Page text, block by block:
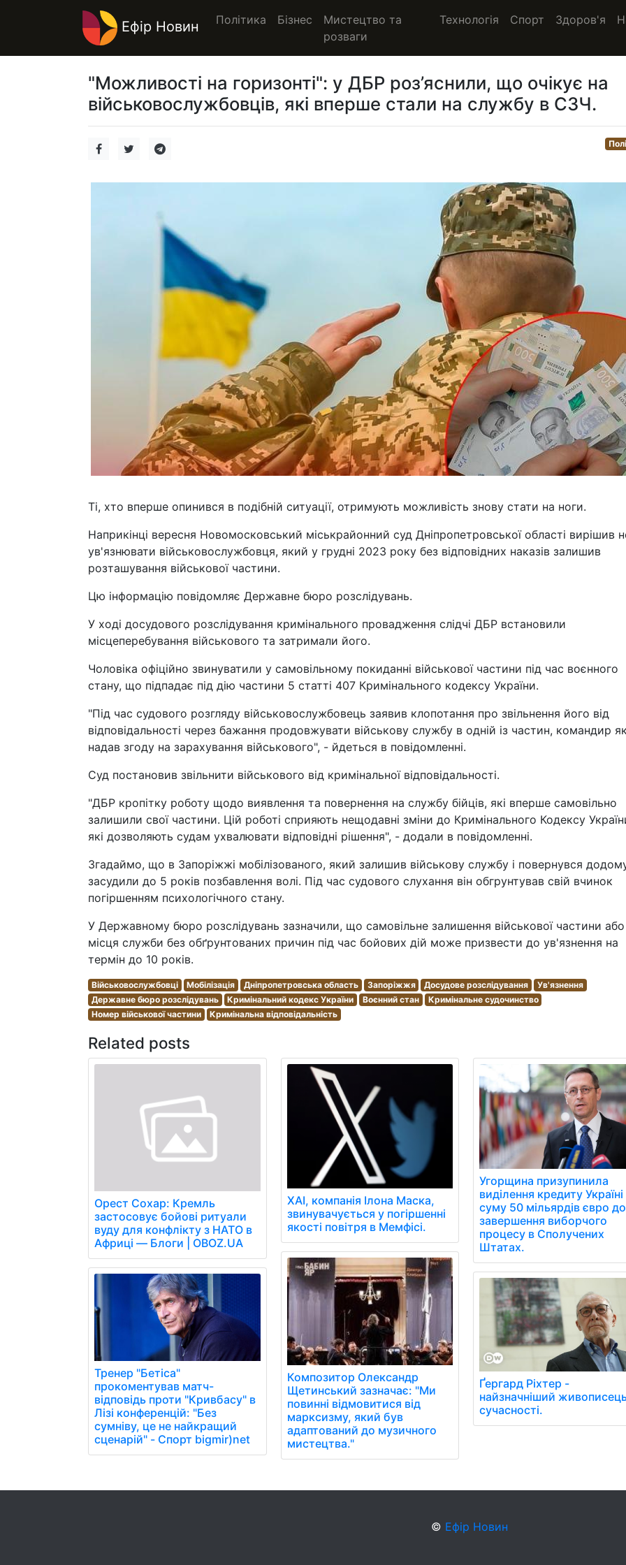
Ефір Новин Політика Бізнес
Мистецтво та
розваги
Технологія Спорт Здоров'я
"Можливості на горизонті": у ДБР роз’яснили, що очікує на
військовослужбовців, які вперше стали на службу в СЗЧ.
Ті, хто вперше опинився в подібній ситуації, отримують можливість знову стати на ноги.
Наприкінці вересня Новомосковський міськрайонний суд Дніпропетровської області вирішив
ув'язнювати військовослужбовця, який у грудні 2023 року без відповідних наказів залишив
розташування військової частини.
Цю інформацію повідомляє Державне бюро розслідувань.
У ході досудового розслідування кримінального провадження слідчі ДБР встановили
місцеперебування військового та затримали його.
Чоловіка офіційно звинуватили у самовільному покиданні військової частини під час воєнного
стану, що підпадає під дію частини 5 статті 407 Кримінального кодексу України.
"Під час судового розгляду військовослужбовець заявив клопотання про звільнення його від
відповідальності через бажання продовжувати військову службу в одній із частин, командир
надав згоду на зарахування військового", - йдеться в повідомленні.
Суд постановив звільнити військового від кримінальної відповідальності.
"ДБР кропітку роботу щодо виявлення та повернення на службу бійців, які вперше самовільно
залишили свої частини. Цій роботі сприяють нещодавні зміни до Кримінального Кодексу
які дозволяють судам ухвалювати відповідні рішення", - додали в повідомленні.
Згадаймо, що в Запоріжжі мобілізованого, який залишив військову службу і повернувся
засудили до 5 років позбавлення волі. Під час судового слухання він обгрунтував свій вчинок
погіршенням психологічного стану.
У Державному бюро розслідувань зазначили, що самовільне залишення військової частини або
місця служби без обґрунтованих причин під час бойових дій може призвести до ув'язнення на
термін до 10 років.
Військовослужбовці Мобілізація Дніпропетровська область Запоріжжя Досудове розслідування
Ув'язнення
Державне бюро розслідувань
Кримінальний кодекс України Воєнний стан
Кримінальне судочинство
Номер військової частини
Кримінальна відповідальність
Related posts
Орест Сохар: Кремль
застосовує бойові ритуали
вуду для конфлікту з НАТО в
Африці — Блоги | OBOZ.UA
Тренер "Бетіса"
прокоментував матч-
відповідь проти "Кривбасу" в
Лізі конференцій: "Без
сумніву, це не найкращий
сценарій" - Спорт bigmir)net
XAI, компанія Ілона Маска,
звинувачується у погіршенні
якості повітря в Мемфісі.
Композитор Олександр
Щетинський зазначає: "Ми
повинні відмовитися від
марксизму, який був
адаптований до музичного
мистецтва."
Угорщина призупинила
виділення кредиту
суму 50 мільярдів євро до
завершення виборчого
процесу в Сполучених
Штатах.
Ґергард Ріхтер -
найзначніший
сучасності.
© Ефір Новин